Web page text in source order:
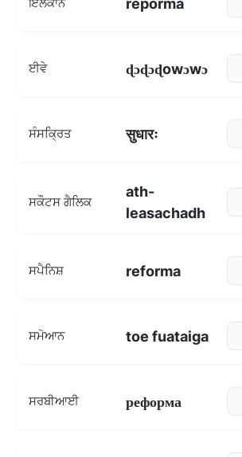
ਈਵੇ ɖɔɖɔɖowɔwɔ
ਸੰਸਕ੍ਰਿਤ सुधारः
ਸਕੌਟਸ ਗੈਲਿਕ
ath-
leasachadh
ਸਪੈਨਿਸ਼ reforma
ਸਮੋਆਨ toe fuataiga
ਸਰਬੀਆਈ реформа